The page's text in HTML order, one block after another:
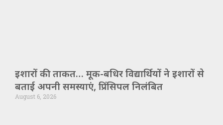
इशारों की ताकत… मूक-बधिर विद्यार्थियों ने इशारों से
बताई अपनी समस्याएं, प्रिंसिपल निलंबित
August 6, 2026